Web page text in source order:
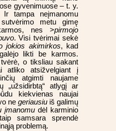
gyvenimuose – t. y.
tampa neįmanomu
metu gimę
nes >pirmojo
. Visi tvėrimai sekė
jokios akimirkos, kad
likti be karmos.
o tiksliau sakant
atliko atsižvelgiant į
atgimti naujame
„užsidirbtą“ atlygį ar
kiekvienas naujai
ne geriausiu iš galimų
įmanomu dėl karminio
samsara sprendė
problemą.